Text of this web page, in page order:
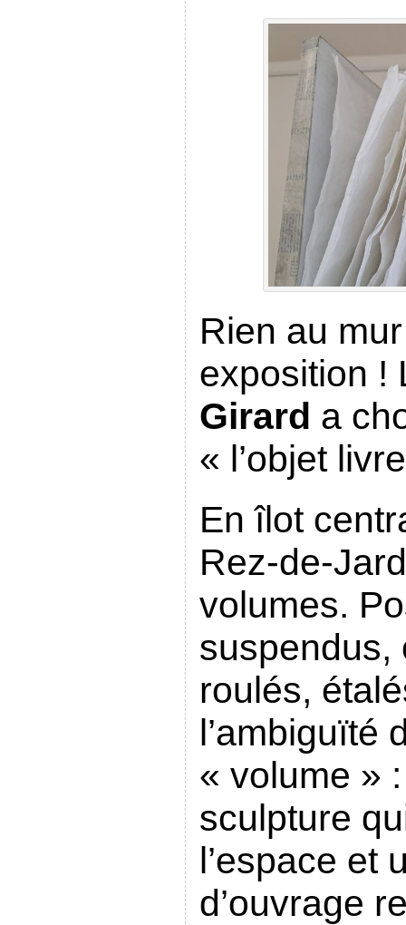
Rien au
exposition !
Girard a
« l’objet
En îlot
Rez-de-
volumes.
suspendus,
roulés,
l’ambiguïté
« volume »
sculpture
l’espace et
d’ouvrage